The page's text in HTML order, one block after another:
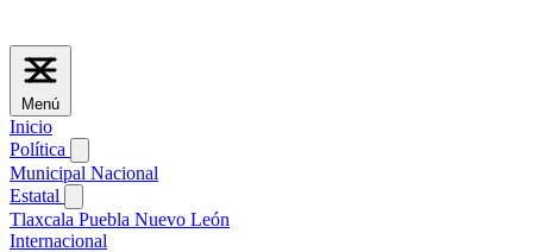
Menú
Inicio
Política
Municipal Nacional
Estatal
Tlaxcala Puebla Nuevo León
Internacional